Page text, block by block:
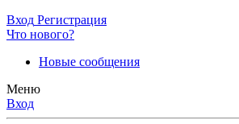
Вход Регистрация
Что нового?
Новые сообщения
Меню
Вход